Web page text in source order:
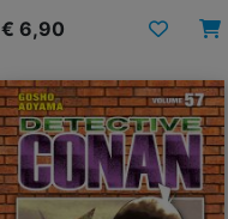
€ 6,90